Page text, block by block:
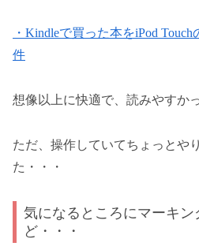
・Kindleで買った本をiPod
件
想像以上に快適で、読みやすか
ただ、操作していてちょっとや
た・・・
気になるところにマーキ
ど・・・